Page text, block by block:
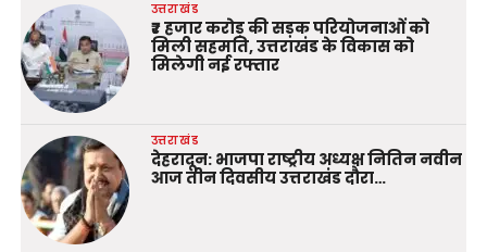
उत्तराखंड
₹7 हजार करोड़ की सड़क परियोजनाओं को
मिली सहमति, उत्तराखंड के विकास को
मिलेगी नई रफ्तार
उत्तराखंड
देहरादून: भाजपा राष्ट्रीय अध्यक्ष नितिन नवीन
आज तीन दिवसीय उत्तराखंड दौरा…